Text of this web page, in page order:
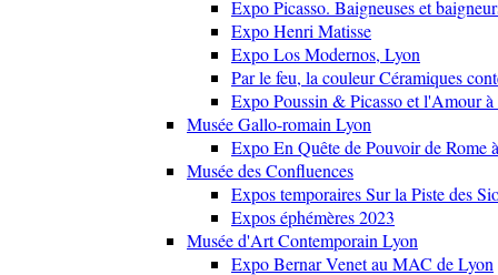
Expo Picasso. Baigneuses et
Expo Henri Matisse
Expo Los Modernos, Lyon
Par le feu, la couleur Céramiques
Expo Poussin & Picasso et l'Amour
Musée Gallo-romain Lyon
Expo En Quête de Pouvoir de Rome
Musée des Confluences
Expos temporaires Sur la Piste des
Expos éphémères 2023
Musée d'Art Contemporain Lyon
Expo Bernar Venet au MAC de Lyon